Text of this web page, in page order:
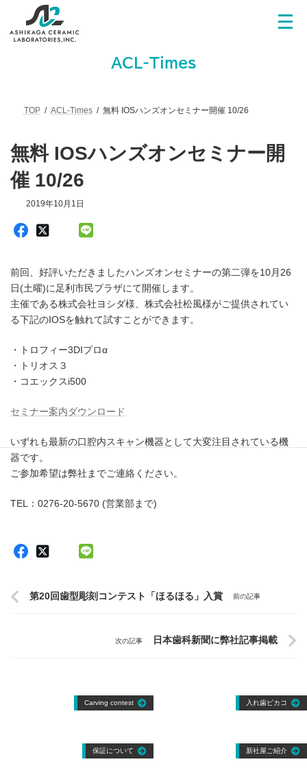
ACL-Times
TOP ACL-Times 無料 IOSハンズオンセミナー開催 10/26
無料 IOSハンズオンセミナー開
催 10/26
2019年10月1日
前回、好評いただきましたハンズオンセミナーの第二弾を10月26
日(土曜)に足利市民プラザにて開催します。
主催である株式会社ヨシダ様、株式会社松風様がご提供されてい
る下記のIOSを触れて試すことができます。
・トロフィー3DIプロα
・トリオス３
・コエックスi500
セミナー案内ダウンロード
いずれも最新の口腔内スキャン機器として大変注目されている機
器です。
ご参加希望は弊社までご連絡ください。
TEL：0276-20-5670 (営業部まで)
第20回歯型彫刻コンテスト「ほるほる」入賞
日本歯科新聞に弊社記事掲載
Carving contest 入れ歯ピカコ
保証について 新社屋ご紹介